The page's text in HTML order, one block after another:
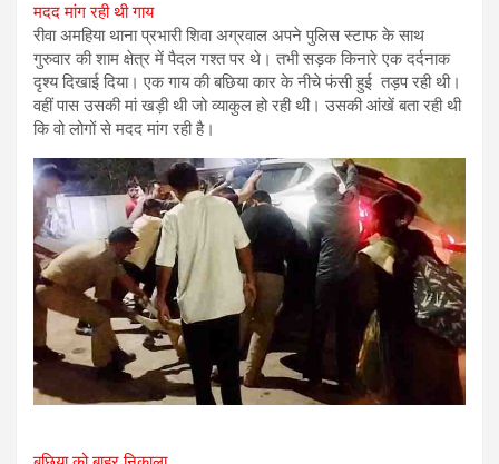
मदद मांग रही थी गाय
रीवा अमहिया थाना प्रभारी शिवा अग्रवाल अपने पुलिस स्टाफ के साथ
गुरुवार की शाम क्षेत्र में पैदल गश्त पर थे। तभी सड़क किनारे एक दर्दनाक
दृश्य दिखाई दिया। एक गाय की बछिया कार के नीचे फंसी हुई तड़प रही थी।
वहीं पास उसकी मां खड़ी थी जो व्याकुल हो रही थी। उसकी आंखें बता रही थी
कि वो लोगों से मदद मांग रही है।